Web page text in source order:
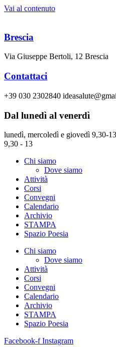
Vai al contenuto
Brescia
Via Giuseppe Bertoli, 12 Brescia
Contattaci
+39 030 2302840
Dal lunedì al venerdì
lunedì, mercoledì e giovedì 9,30-
9,30 - 13
Chi siamo
Dove siamo
Attività
Corsi
Convegni
Calendario
Archivio
STAMPA
Spazio Poesia
Chi siamo
Dove siamo
Attività
Corsi
Convegni
Calendario
Archivio
STAMPA
Spazio Poesia
Facebook-f Instagram